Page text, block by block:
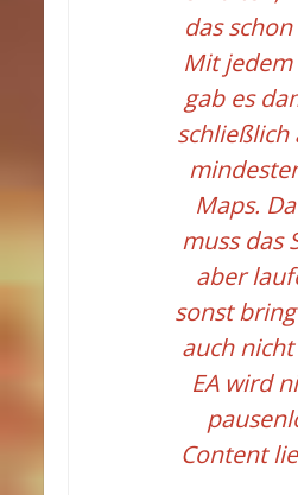
das
Mit jedem
gab es
schließlich
Maps.
muss das
aber
sonst
auch
EA wird
Content